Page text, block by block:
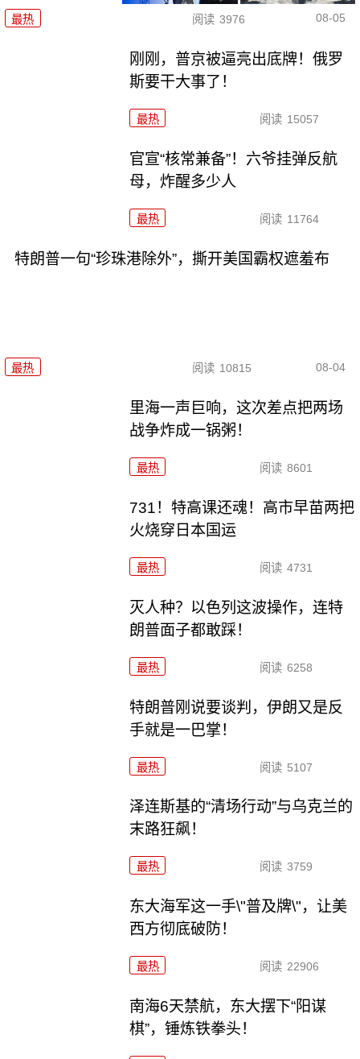
最热 阅读 3976 08-05
刚刚，普京被逼亮出底牌！俄罗
斯要干大事了！
最热 阅读 15057
官宣“核常兼备”！六爷挂弹反航
母，炸醒多少人
最热 阅读 11764
特朗普一句“珍珠港除外”，撕开美国霸权遮羞布
最热 阅读 10815 08-04
里海一声巨响，这次差点把两场
战争炸成一锅粥！
最热 阅读 8601
731！特高课还魂！高市早苗两把
火烧穿日本国运
最热 阅读 4731
灭人种？以色列这波操作，连特
朗普面子都敢踩！
最热 阅读 6258
特朗普刚说要谈判，伊朗又是反
手就是一巴掌！
最热 阅读 5107
泽连斯基的“清场行动”与乌克兰的
末路狂飙！
最热 阅读 3759
东大海军这一手\"普及牌\"，让美
西方彻底破防！
最热 阅读 22906
南海6天禁航，东大摆下“阳谋
棋”，锤炼铁拳头！